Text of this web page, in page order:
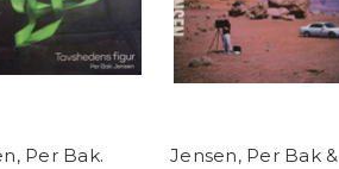
Per Bak.
Jensen, Per Bak &